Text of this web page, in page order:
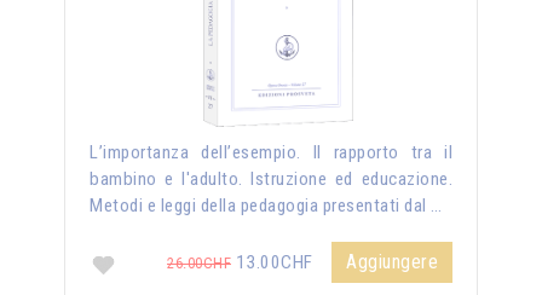
L’importanza dell’esempio. Il rapporto tra il
bambino e l'adulto. Istruzione ed educazione.
Metodi e leggi della pedagogia presentati dal …
26.00CHF 13.00CHF Aggiungere